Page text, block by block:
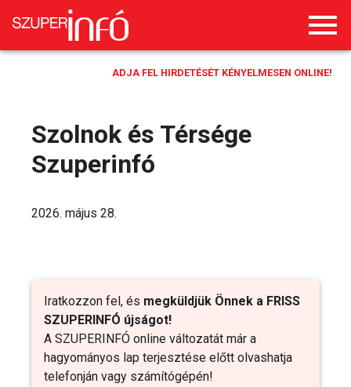
ADJA FEL HIRDETÉSÉT KÉNYELMESEN ONLINE!
Szolnok és Térsége
Szuperinfó
Iratkozzon fel, és megküldjük Önnek a FRISS
SZUPERINFÓ újságot!
A SZUPERINFÓ online változatát már a
hagyományos lap terjesztése előtt olvashatja
telefonján vagy számítógépén!
2026. május 28.